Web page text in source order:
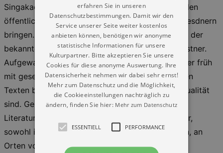
Singakademie auch im Jahr 2026 Chormusik in den
öffentlichen Raum, zu den Dresdnerinnen und Dresdnern
bringen. Im Zentrum des Programmes steht einer der
bekanntesten deutschen Schriftsteller – Erich Kästner.
Aufgewachsen in der Dresdner Neustadt, wurde er früh
mit gesellschaftskritischen und antimilitaristischen
Texten bekannt, die teils von beklemmender Aktualität
sind. Gemeinsam mit dem Erich Kästner Haus für
Literatur präsentieren wir Texte von Erich Kästner,
sowohl in Vertonungen für Chor als auch gelesen, an
Orten von Kästners Kindheit.
erfahren Sie in unseren
Datenschutzbestimmungen. Damit wir den
Service unserer Seite weiter kostenlos
anbieten können, benötigen wir anonyme
statistische Informationen für unsere
Kulturpartner. Bitte akzeptieren Sie unsere
Cookies für diese anonyme Auswertung. Ihre
Datensicherheit nehmen wir dabei sehr ernst!
Mehr zum Datenschutz und die Möglichkeit,
die Cookieeinstellungen nachträglich zu
ändern, finden Sie hier: Mehr zum Datenschutz
ESSENTIELL PERFORMANCE